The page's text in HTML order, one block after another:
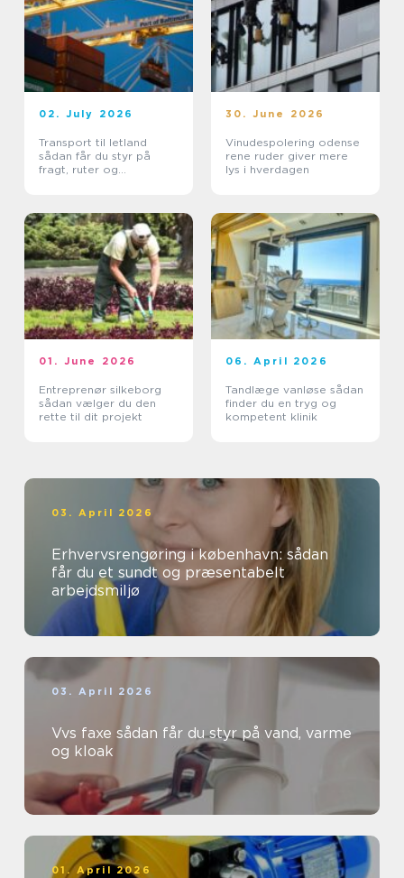
02. July 2026
Transport til letland
sådan får du styr på
fragt, ruter og
30. June 2026
Vinudespolering odense
rene ruder giver mere
lys i hverdagen
01. June 2026
Entreprenør silkeborg
sådan vælger du den
rette til dit projekt
06. April 2026
Tandlæge vanløse sådan
finder du en tryg og
kompetent klinik
03. April 2026
Erhvervsrengøring i københavn: sådan
får du et sundt og præsentabelt
arbejdsmiljø
03. April 2026
Vvs faxe sådan får du styr på vand, varme
og kloak
01. April 2026